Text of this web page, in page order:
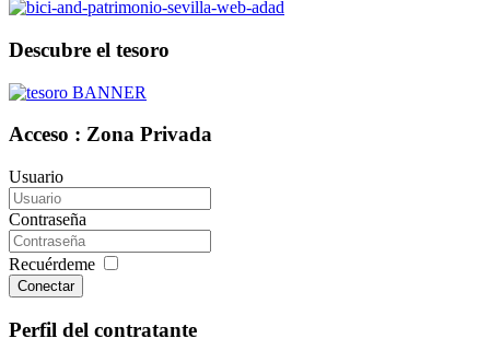
Descubre el tesoro
Acceso : Zona Privada
Usuario
Contraseña
Recuérdeme
Conectar
Perfil del contratante